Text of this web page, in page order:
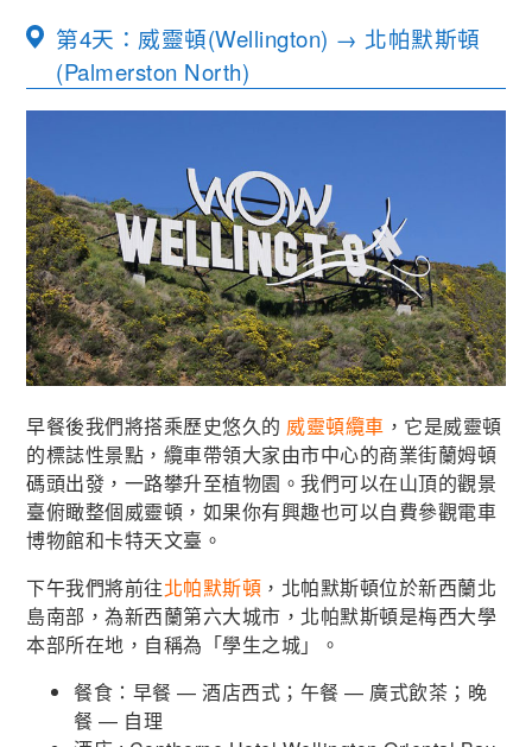
第4天：威靈頓(Wellington) → 北帕默斯頓
(Palmerston North)
早餐後我們將搭乘歷史悠久的 威靈頓纜車 ，它是威靈頓
的標誌性景點，纜車帶領大家由市中心的商業街蘭姆頓
碼頭出發，一路攀升至植物園。我們可以在山頂的觀景
臺俯瞰整個威靈頓，如果你有興趣也可以自費參觀電車
博物館和卡特天文臺。
下午我們將前往北帕默斯頓 ，北帕默斯頓位於新西蘭北
島南部，為新西蘭第六大城市，北帕默斯頓是梅西大學
本部所在地，自稱為「學生之城」。
餐食：早餐 — 酒店西式；午餐 — 廣式飲茶；晚
餐 — 自理